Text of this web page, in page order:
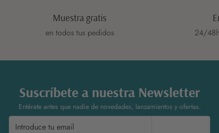
Muestra gratis
en todos tus pedidos 24/
Suscríbete a nuestra Newsletter
Entérate antes que nadie de novedades, lanzamientos y ofertas.